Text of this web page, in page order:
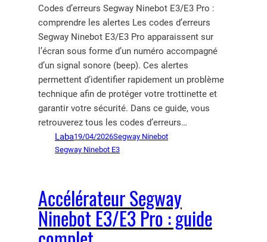
Codes d’erreurs Segway Ninebot E3/E3 Pro :
comprendre les alertes Les codes d’erreurs
Segway Ninebot E3/E3 Pro apparaissent sur
l’écran sous forme d’un numéro accompagné
d’un signal sonore (beep). Ces alertes
permettent d’identifier rapidement un problème
technique afin de protéger votre trottinette et
garantir votre sécurité. Dans ce guide, vous
retrouverez tous les codes d’erreurs…
Laba19/04/2026Segway Ninebot
Segway Ninebot E3
Accélérateur Segway
Ninebot E3/E3 Pro : guide